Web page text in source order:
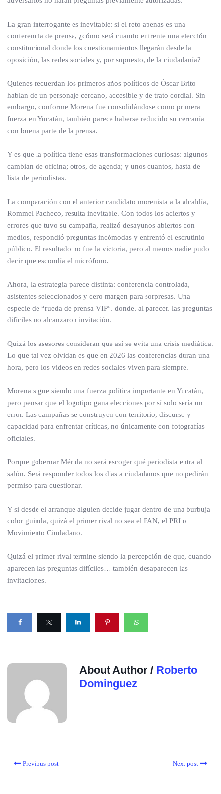
La gran interrogante es inevitable: si el reto apenas es una
conferencia de prensa, ¿cómo será cuando enfrente una elección
constitucional donde los cuestionamientos llegarán desde la
oposición, las redes sociales y, por supuesto, de la ciudadanía?
Quienes recuerdan los primeros años políticos de Óscar Brito
hablan de un personaje cercano, accesible y de trato cordial. Sin
embargo, conforme Morena fue consolidándose como primera
fuerza en Yucatán, también parece haberse reducido su cercanía
con buena parte de la prensa.
Y es que la política tiene esas transformaciones curiosas: algunos
cambian de oficina; otros, de agenda; y unos cuantos, hasta de
lista de periodistas.
La comparación con el anterior candidato morenista a la alcaldía,
Rommel Pacheco, resulta inevitable. Con todos los aciertos y
errores que tuvo su campaña, realizó desayunos abiertos con
medios, respondió preguntas incómodas y enfrentó el escrutinio
público. El resultado no fue la victoria, pero al menos nadie pudo
decir que escondía el micrófono.
Ahora, la estrategia parece distinta: conferencia controlada,
asistentes seleccionados y cero margen para sorpresas. Una
especie de “rueda de prensa VIP”, donde, al parecer, las preguntas
difíciles no alcanzaron invitación.
Quizá los asesores consideran que así se evita una crisis mediática.
Lo que tal vez olvidan es que en 2026 las conferencias duran una
hora, pero los videos en redes sociales viven para siempre.
Morena sigue siendo una fuerza política importante en Yucatán,
pero pensar que el logotipo gana elecciones por sí solo sería un
error. Las campañas se construyen con territorio, discurso y
capacidad para enfrentar críticas, no únicamente con fotografías
oficiales.
Porque gobernar Mérida no será escoger qué periodista entra al
salón. Será responder todos los días a ciudadanos que no pedirán
permiso para cuestionar.
Y si desde el arranque alguien decide jugar dentro de una burbuja
color guinda, quizá el primer rival no sea el PAN, el PRI o
Movimiento Ciudadano.
Quizá el primer rival termine siendo la percepción de que, cuando
aparecen las preguntas difíciles… también desaparecen las
invitaciones.
About Author / Roberto
Dominguez
Previous post Next post